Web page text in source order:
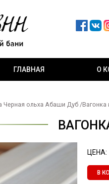
ГЛАВНАЯ О
Черная ольха Абаши Дуб /Вагонка
ЦЕНА:
В